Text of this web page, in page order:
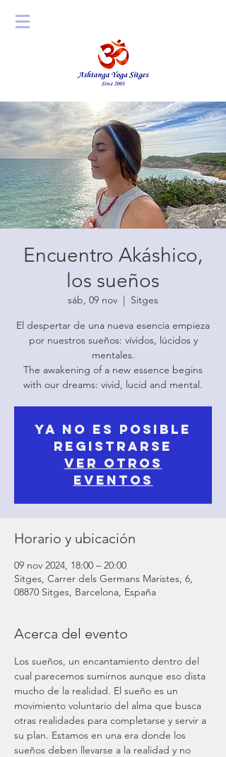
Encuentro Akáshico,
los sueños
sáb, 09 nov
  |
Sitges
El despertar de una nueva esencia empieza
por nuestros sueños: vívidos, lúcidos y
mentales.
The awakening of a new essence begins
with our dreams: vivid, lucid and mental.
Ya no es posible
registrarse
Ver otros
eventos
Horario y ubicación
09 nov 2024, 18:00 – 20:00
Sitges, Carrer dels Germans Maristes, 6,
08870 Sitges, Barcelona, España
Acerca del evento
Los sueños, un encantamiento dentro del
cual parecemos sumirnos aunque eso dista
mucho de la realidad. El sueño es un
movimiento voluntario del alma que busca
otras realidades para completarse y servir a
su plan. Estamos en una era donde los
sueños deben llevarse a la realidad y no